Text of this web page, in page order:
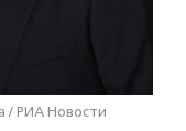
/ РИА Новости